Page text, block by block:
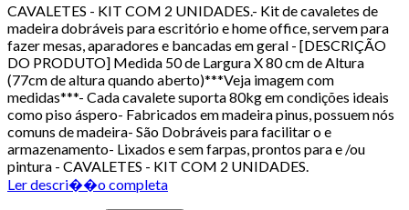
CAVALETES - KIT COM 2 UNIDADES.- Kit de cavaletes de
madeira dobráveis para escritório e home office, servem para
fazer mesas, aparadores e bancadas em geral - [DESCRIÇÃO
DO PRODUTO] Medida 50 de Largura X 80 cm de Altura
(77cm de altura quando aberto)***Veja imagem com
medidas***- Cada cavalete suporta 80kg em condições ideais
como piso áspero- Fabricados em madeira pinus, possuem nós
comuns de madeira- São Dobráveis para facilitar o e
armazenamento- Lixados e sem farpas, prontos para e /ou
pintura - CAVALETES - KIT COM 2 UNIDADES.
Ler descri��o completa